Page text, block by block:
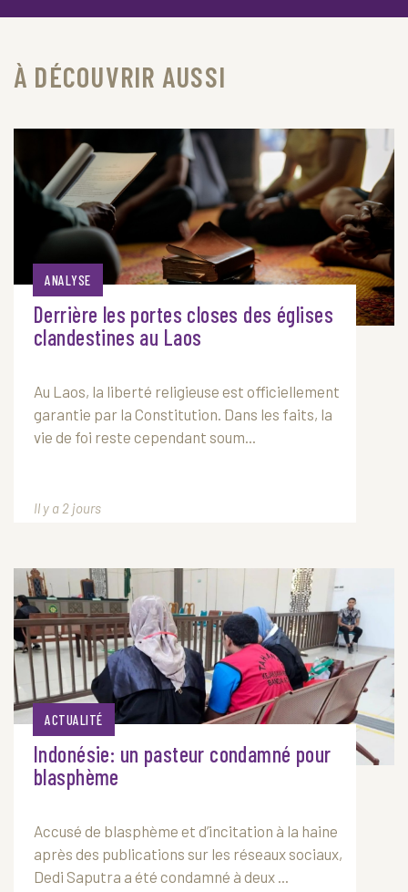
À DÉCOUVRIR AUSSI
ANALYSE
Derrière les portes closes des églises
clandestines au Laos
Au Laos, la liberté religieuse est officiellement
garantie par la Constitution. Dans les faits, la
vie de foi reste cependant soum...
Il y a 2 jours
ACTUALITÉ
Indonésie: un pasteur condamné pour
blasphème
Accusé de blasphème et d’incitation à la haine
après des publications sur les réseaux sociaux,
Dedi Saputra a été condamné à deux ...